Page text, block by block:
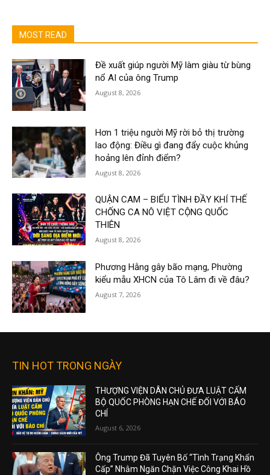
MOST READ
Đề xuất giúp người Mỹ làm giàu từ bùng
nổ AI của ông Trump
August 8, 2026
Hơn 1 triệu người Mỹ rời bỏ thị trường
lao động: Điều gì đang đẩy cuộc khủng
hoảng lên đỉnh điểm?
August 8, 2026
QUẬN CAM – BIỂU TÌNH ĐẦY KHÍ THẾ
CHỐNG CA NÔ VIỆT CỘNG QUỐC
THIÊN
August 8, 2026
Phương Hằng gây bão mạng, Phường
kiểu mẫu XHCN của Tô Lâm đi về đâu?
August 7, 2026
TIN HOT TRONG NGÀY
THƯỢNG VIỆN DÂN CHỦ ĐƯA LUẬT CẤM
BỘ QUỐC PHÒNG HẠN CHẾ ĐỐI VỚI BÁO
CHÍ
August 6, 2026
Ông Trump Đã Tuyên Bố “Tình Trạng Khẩn
Cấp” Nhằm Ngăn Chặn Việc Công Khai Hồ